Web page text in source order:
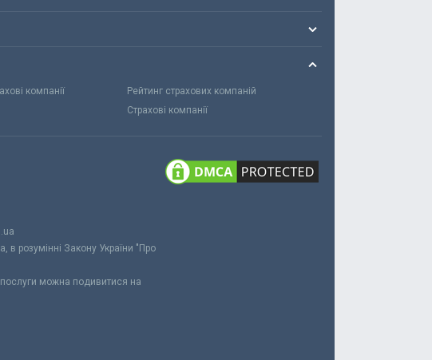
компанії
Рейтинг страхових компаній
Страхові компанії
розумінні Закону України "Про
послуги можна подивитися на